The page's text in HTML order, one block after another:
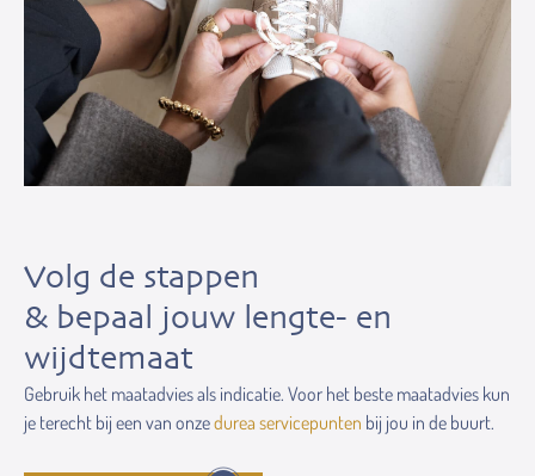
Volg de stappen
& bepaal jouw lengte- en
wijdtemaat
Gebruik het maatadvies als indicatie. Voor het beste maatadvies kun
je terecht bij een van onzedurea servicepunten bij jou in de buurt.